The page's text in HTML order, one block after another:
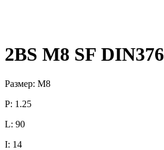
2BS M8 SF DIN376
Размер: M8
P: 1.25
L: 90
I: 14